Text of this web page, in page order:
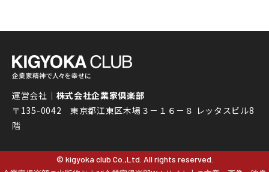
運営会社｜ 株式会社企業家倶楽部
〒135-0042 東京都江東区木場３－１６－８ レッタスビル8
階
© kigyoka club Co.,Ltd. All rights reserved.